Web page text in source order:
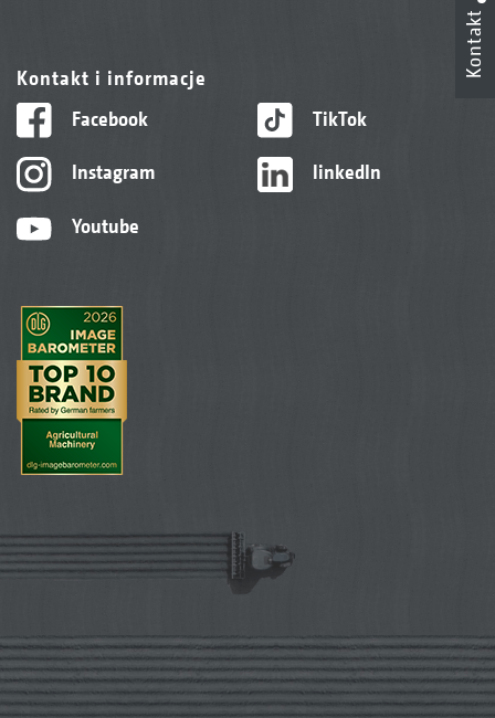
Kontakt i informacje
Facebook
Instagram
Youtube
TikTok
linkedIn
Kontakt